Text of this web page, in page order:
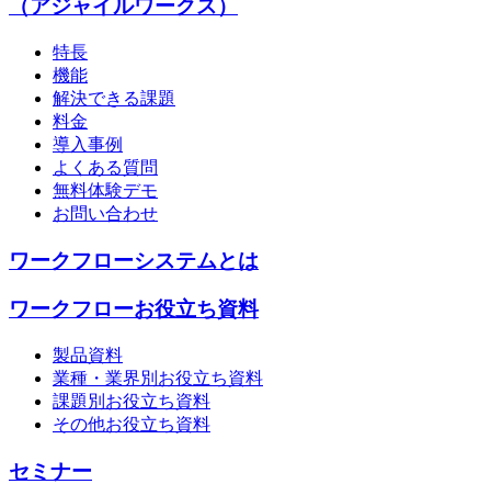
（アジャイルワークス）
特長
機能
解決できる課題
料金
導入事例
よくある質問
無料体験デモ
お問い合わせ
ワークフローシステムとは
ワークフローお役立ち資料
製品資料
業種・業界別お役立ち資料
課題別お役立ち資料
その他お役立ち資料
セミナー